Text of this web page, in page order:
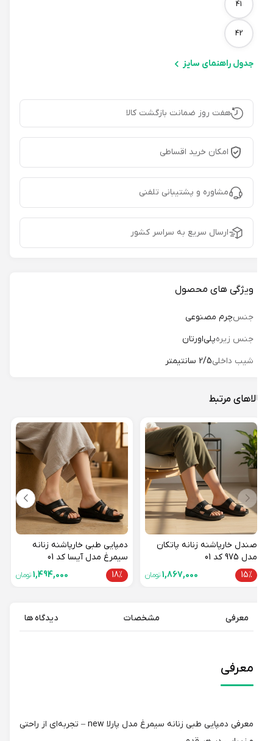
جدول راهنمای سایز
هفت روز ضمانت بازگشت کالا
امکان خرید اقساطی
مشاوره و پشتیبانی تلفنی
ارسال سریع به سراسر کشور
ویژگی های محصول
جنسچرم مصنوعی
جنس زیره پلی‌اورتان
شیب داخلی2/5 سانتیمتر
مرتبط
صندل خارپاشنه زنانه پاتکان
مدل 975 کد 01
15%
1,867,000تومان
دمپایی طبی خارپاشنه زنانه
سیمرغ مدل آیسا کد 01
18%
1,494,000تومان
معرفی مشخصات دیدگاه ها
معرفی
معرفی دمپایی طبی زنانه سیمرغ مدل پارلا new – تجربه‌ای از راحتی